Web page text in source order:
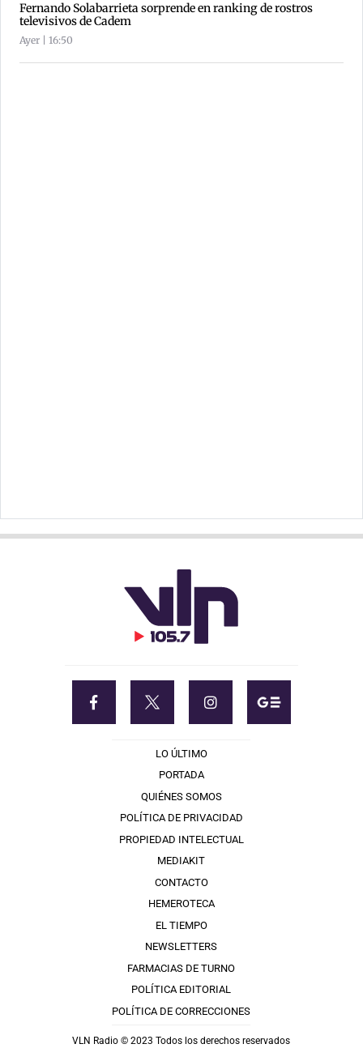
Fernando Solabarrieta sorprende en ranking de rostros
televisivos de Cadem
Ayer | 16:50
LO ÚLTIMO
PORTADA
QUIÉNES SOMOS
POLÍTICA DE PRIVACIDAD
PROPIEDAD INTELECTUAL
MEDIAKIT
CONTACTO
HEMEROTECA
EL TIEMPO
NEWSLETTERS
FARMACIAS DE TURNO
POLÍTICA EDITORIAL
POLÍTICA DE CORRECCIONES
VLN Radio © 2023 Todos los derechos reservados